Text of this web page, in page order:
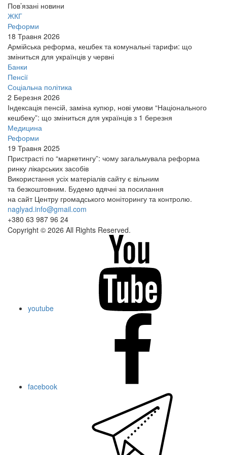
Пов’язані новини
ЖКГ
Реформи
18 Травня 2026
Армійська реформа, кешбек та комунальні тарифи: що
зміниться для українців у червні
Банки
Пенсії
Соціальна політика
2 Березня 2026
Індексація пенсій, заміна купюр, нові умови “Національного
кешбеку”: що зміниться для українців з 1 березня
Медицина
Реформи
19 Травня 2025
Пристрасті по “маркетингу”: чому загальмувала реформа
ринку лікарських засобів
Використання усіх матеріалів сайту є вільним
та безкоштовним. Будемо вдячні за посилання
на сайт Центру громадського моніторингу та контролю.
naglyad.info@gmail.com
+380 63 987 96 24
Copyright © 2026 All Rights Reserved.
youtube
facebook